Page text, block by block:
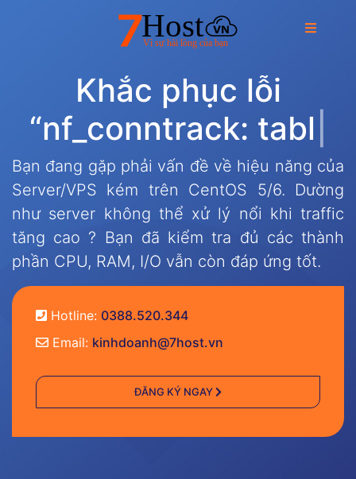
Khắc phục lỗi
“nf_ conntrack: table
f|
Bạn đang gặp phải vấn đề về hiệu năng của
Server/VPS kém trên CentOS 5/6. Dường
như server không thể xử lý nổi khi traffic
tăng cao ? Bạn đã kiểm tra đủ các thành
phần CPU, RAM, I/O vẫn còn đáp ứng tốt.
0388.520.344
Email:kinhdoanh@7host.vn